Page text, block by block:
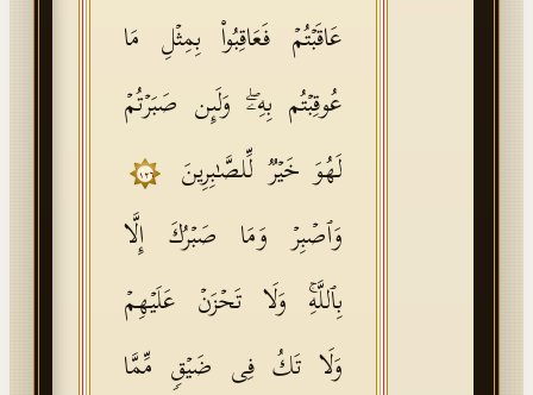
عَاقَبۡتُمۡ فَعَاقِبُوا۟ بِمِثۡلِ مَا
عُوقِبۡتُم بِهِۦۖ وَلَىِٕن صَبَرۡتُمۡ
لَهُوَ خَیۡرࣱ لِّلصَّـٰبِرِینَ
١٢٦
وَٱصۡبِرۡ وَمَا صَبۡرُكَ إِلَّا
بِٱللَّهِۚ وَلَا تَحۡزَنۡ عَلَیۡهِمۡ
وَلَا تَكُ فِی ضَیۡقࣲ مِّمَّا